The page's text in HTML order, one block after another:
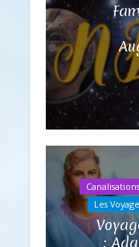
Canalisations
Les
: